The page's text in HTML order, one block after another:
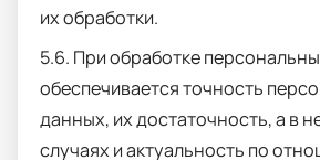
их обработки.
5.6. При обработке
обеспечивается точность
данных, их достаточность, а в
случаях и актуальность по